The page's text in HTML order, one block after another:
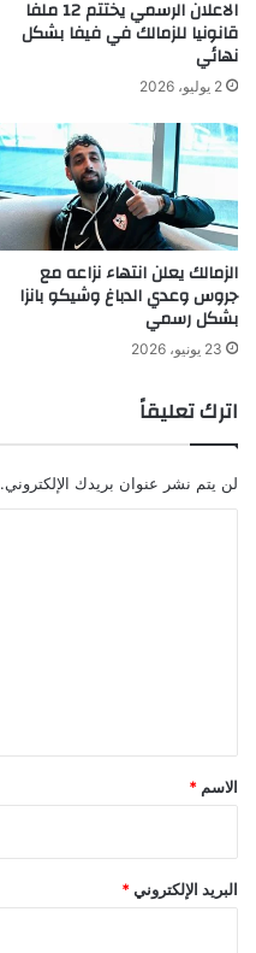
الاعلان الرسمي يختتم 12 ملفا
قانونيا للزمالك في فيفا بشكل
نهائي
2 يوليو، 2026
الزمالك يعلن انتهاء نزاعه مع
جروس وعدي الدباغ وشيكو بانزا
بشكل رسمي
23 يونيو، 2026
اترك تعليقاً
لن يتم نشر عنوان بريدك الإلكتروني.
*
الاسم *
البريد الإلكتروني *